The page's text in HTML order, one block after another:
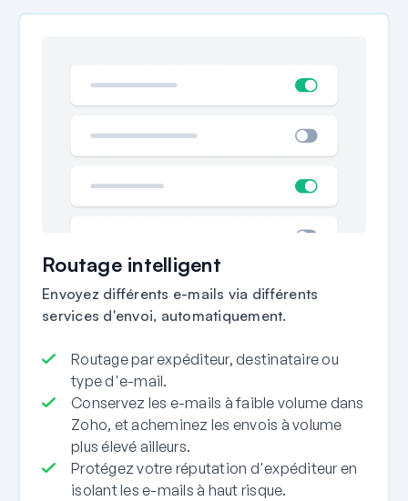
Routage intelligent
Envoyez différents e-mails via différents
services d'envoi, automatiquement.
Routage par expéditeur, destinataire ou
type d'e-mail.
Conservez les e-mails à faible volume dans
Zoho, et acheminez les envois à volume
plus élevé ailleurs.
Protégez votre réputation d'expéditeur en
isolant les e-mails à haut risque.